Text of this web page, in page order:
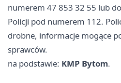
numerem 47 853 32 55 lub
Policji pod numerem 112.
drobne, informacje mogące
sprawców.
na podstawie: KMP Bytom.